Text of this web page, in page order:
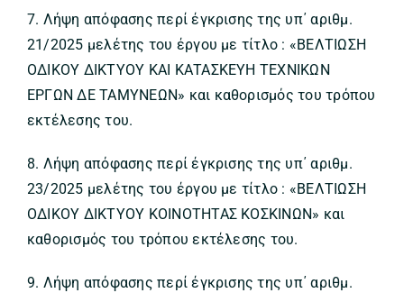
7. Λήψη απόφασης περί έγκρισης της υπ΄ αριθμ.
21/2025 μελέτης του έργου με τίτλο : «ΒΕΛΤΙΩΣΗ
ΟΔΙΚΟΥ ΔΙΚΤΥΟΥ ΚΑΙ ΚΑΤΑΣΚΕΥΗ ΤΕΧΝΙΚΩΝ
ΕΡΓΩΝ ΔΕ ΤΑΜΥΝΕΩΝ» και καθορισμός του τρόπου
εκτέλεσης του.
8. Λήψη απόφασης περί έγκρισης της υπ΄ αριθμ.
23/2025 μελέτης του έργου με τίτλο : «ΒΕΛΤΙΩΣΗ
ΟΔΙΚΟΥ ΔΙΚΤΥΟΥ ΚΟΙΝΟΤΗΤΑΣ ΚΟΣΚΙΝΩΝ» και
καθορισμός του τρόπου εκτέλεσης του.
9. Λήψη απόφασης περί έγκρισης της υπ΄ αριθμ.